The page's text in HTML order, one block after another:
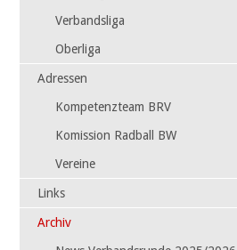
Verbandsliga
Oberliga
Adressen
Kompetenzteam BRV
Komission Radball BW
Vereine
Links
Archiv